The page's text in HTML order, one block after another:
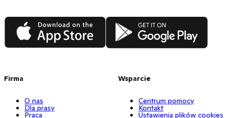
App Store Google Play
Firma
O nas
Dla prasy
Praca
Wsparcie
Centrum pomocy
Kontakt
Ustawienia plików cookies